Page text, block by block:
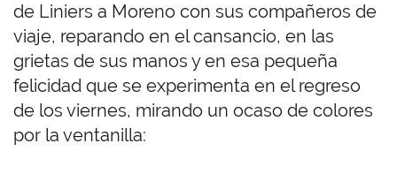
de Liniers a Moreno con sus compañeros de
viaje, reparando en el cansancio, en las
grietas de sus manos y en esa pequeña
felicidad que se experimenta en el regreso
de los viernes, mirando un ocaso de colores
por la ventanilla: